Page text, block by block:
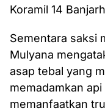
Koramil 14
Sementara saksi
Mulyana
asap tebal yang
memadamkan
memanfaatkan